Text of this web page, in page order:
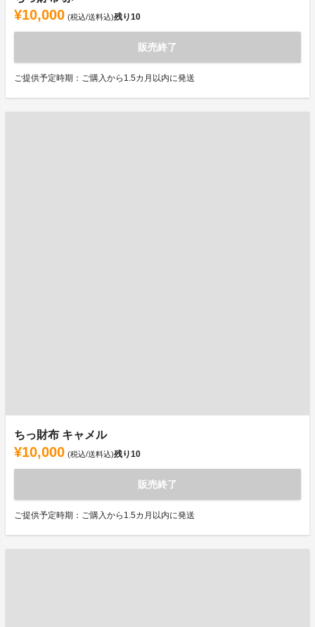
¥10,000 (税込/送料込)残り10
販売終了
ご提供予定時期：ご購入から1.5カ月以内に発送
ちっ財布 キャメル
¥10,000 (税込/送料込)残り10
販売終了
ご提供予定時期：ご購入から1.5カ月以内に発送